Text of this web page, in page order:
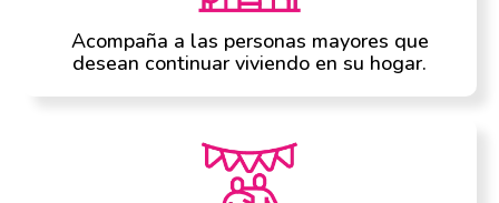
Acompaña a las personas mayores que
desean continuar viviendo en su hogar.